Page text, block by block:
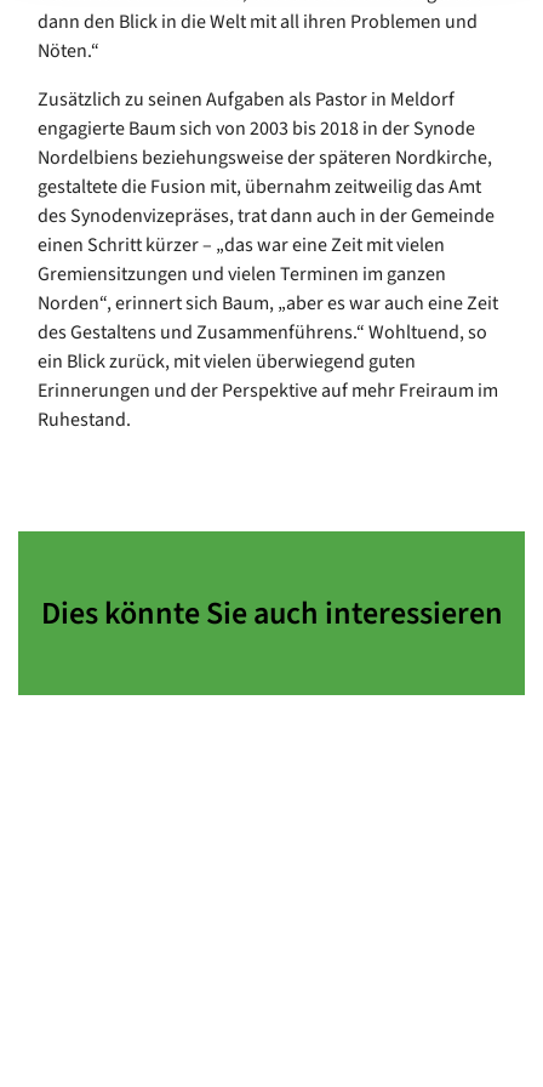
dann den Blick in die Welt mit all ihren Problemen und
Nöten.“
Zusätzlich zu seinen Aufgaben als Pastor in Meldorf
engagierte Baum sich von 2003 bis 2018 in der Synode
Nordelbiens beziehungsweise der späteren Nordkirche,
gestaltete die Fusion mit, übernahm zeitweilig das Amt
des Synodenvizepräses, trat dann auch in der Gemeinde
einen Schritt kürzer – „das war eine Zeit mit vielen
Gremiensitzungen und vielen Terminen im ganzen
Norden“, erinnert sich Baum, „aber es war auch eine Zeit
des Gestaltens und Zusammenführens.“ Wohltuend, so
ein Blick zurück, mit vielen überwiegend guten
Erinnerungen und der Perspektive auf mehr Freiraum im
Ruhestand.
Dies könnte Sie auch interessieren